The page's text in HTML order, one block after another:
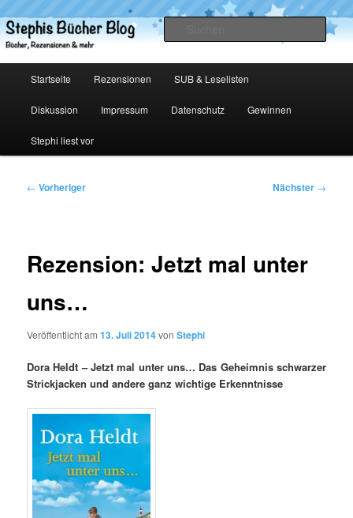
primären
Inhalt
Stephis Bücher Blog
Startseite Rezensionen SUB & Leselisten
Diskussion Impressum Datenschutz Gewinnen
Stephi liest vor
Beitragsnavigation
← Vorheriger Nächster →
Rezension: Jetzt mal unter
uns…
Veröffentlicht am13. Juli 2014vonStephi
Dora Heldt – Jetzt mal unter uns… Das Geheimnis schwarzer
Strickjacken und andere ganz wichtige Erkenntnisse